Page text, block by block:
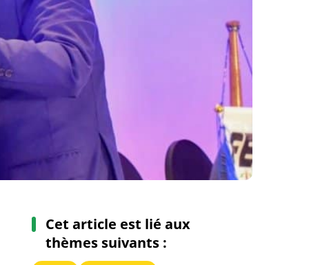
Cet article est lié aux
thèmes suivants :